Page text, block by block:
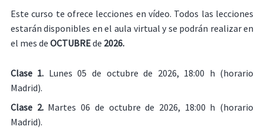
Este curso te ofrece lecciones en vídeo. Todos las lecciones
estarán disponibles en el aula virtual y se podrán realizar en
el mes de OCTUBREde 2026.
Clase 1. Lunes 05 de octubre de 2026, 18:00 h (horario
Madrid).
Clase 2.Martes 06 de octubre de 2026, 18:00 h (horario
Madrid).